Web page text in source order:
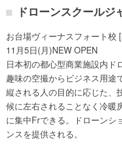
ドローンスクールジ
お台場ヴィーナスフォート校
11月5日(月)NEW OPEN
日本初の都心型商業施設内ド
趣味の空撮からビジネス用途
縦される人の目的に応じた、
候に左右されることなく冷暖
に集中Frできる。ドローンシ
ンスを提供される。